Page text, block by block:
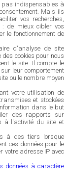
pas indispensables à
Mais ils
vos recherches,
: de mieux cibler vos
le fonctionnement de
d'analyse de site
cookies pour nous
le site. Il compte le
leur comportement
ou le nombre moyen
votre utilisation de
et stockées
dans le but
des rapports sur
à l'activité du site et
à des tiers lorsque
ces données pour le
votre adresse IP avec
données à caractère